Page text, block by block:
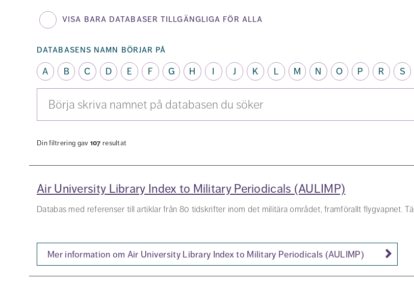
visa bara databaser tillgängliga för alla
databasens namn börjar på
A
B C D E F G H I J K L M N O P R S
bland
Din filtrering gav 107 resultat
Air University Library Index to Military Periodicals (AULIMP)
Databas med referenser till artiklar från 80 tidskrifter inom det militära området, framförallt flygvapnet.
Mer information om Air University Library Index to Military Periodicals (AULIMP)